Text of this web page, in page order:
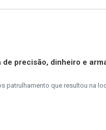
precisão, dinheiro e
que resultou na